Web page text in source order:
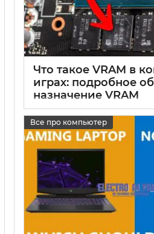
Что такое VRAM в
играх: подробное
назначение VRAM
Все про компьютер